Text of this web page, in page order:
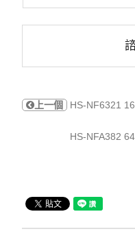
上一個 HS-NF6321
HS-NFA382